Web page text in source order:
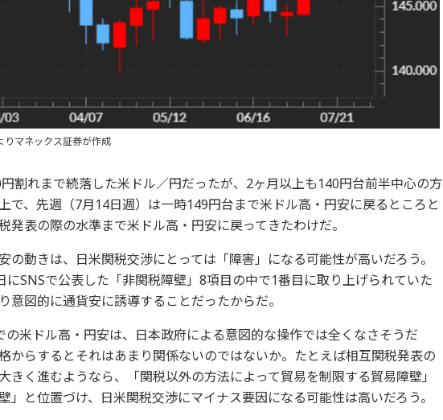
りマネックス証券が作成
割れまで続落した米ドル／円だったが、2ヶ月以上も140円台前半中心の方
で、先週（7月14日週）は一時149円台まで米ドル高・円安に戻るところと
発表の際の水準まで米ドル高・円安に戻ってきたわけだ。
の動きは、日米関税交渉にとっては「障害」になる可能性が高いだろう。
にSNSで公表した「非関税障壁」8項目の中で1番目に取り上げられていた
意図的に通貨安に誘導することだったからだ。
の米ドル高・円安は、日本政府による意図的な操作では全くなさそうだ
からするとそれはあまり関係ないのではないか。たとえば相互関税発表の
きく進むようなら、「関税以外の方法によって貿易を制限する貿易障壁」
」と位置づけ、日米関税交渉にマイナス要因になる可能性は高いだろう。